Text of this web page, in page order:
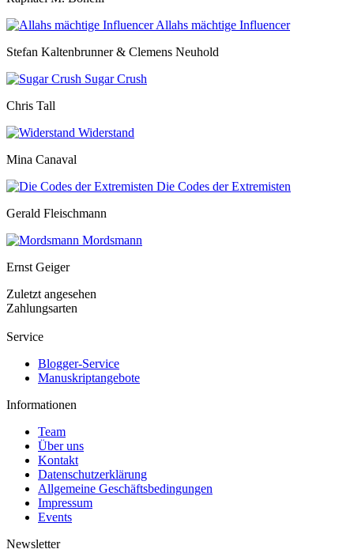
Allahs mächtige Influencer
Stefan Kaltenbrunner & Clemens Neuhold
Sugar Crush
Chris Tall
Widerstand
Mina Canaval
Die Codes der Extremisten
Gerald Fleischmann
Mordsmann
Ernst Geiger
Zuletzt angesehen
Zahlungsarten
Service
Blogger-Service
Manuskriptangebote
Informationen
Team
Über uns
Kontakt
Datenschutzerklärung
Allgemeine Geschäftsbedingungen
Impressum
Events
Newsletter